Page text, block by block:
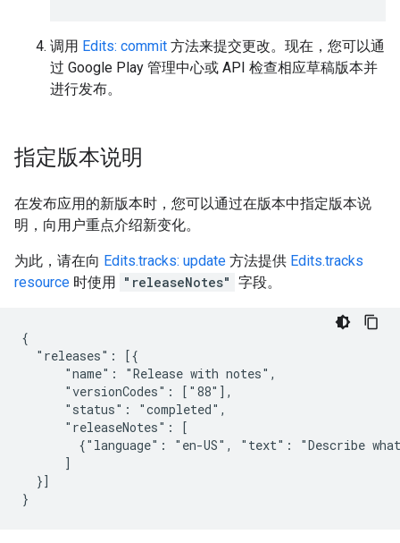
调用 Edits: commit 方法来提交更改。现在，您可以通
过 Google Play 管理中心或 API 检查相应草稿版本并
进行发布。
指定版本说明
在发布应用的新版本时，您可以通过在版本中指定版本说
明，向用户重点介绍新变化。
为此，请在向 Edits.tracks: update 方法提供 Edits.tracks
resource 时使用 "releaseNotes" 字段。
{
  "releases": [{
      "name": "Release with notes",
      "versionCodes": ["88"],
      "status": "completed",
      "releaseNotes": [
{"language": "en-US", "text": "Describe
      ]
  }]
}